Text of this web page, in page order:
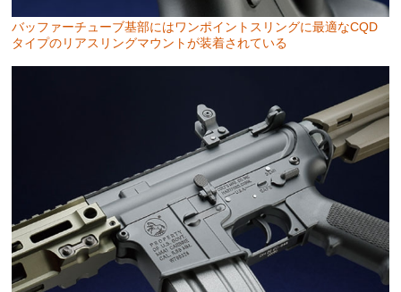
バッファーチューブ基部にはワンポイントスリングに最適なCQD
タイプのリアスリングマウントが装着されている